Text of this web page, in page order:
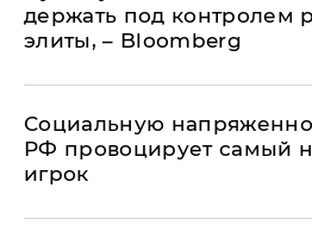
держать под контролем
элиты, – Bloomberg
Социальную
РФ провоцирует самый
игрок